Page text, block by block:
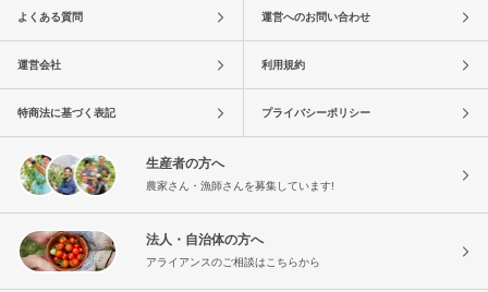
よくある質問 運営へのお問い合わせ
運営会社 利用規約
特商法に基づく表記 プライバシーポリシー
生産者の方へ
農家さん・漁師さんを募集しています!
法人・自治体の方へ
アライアンスのご相談はこちらから